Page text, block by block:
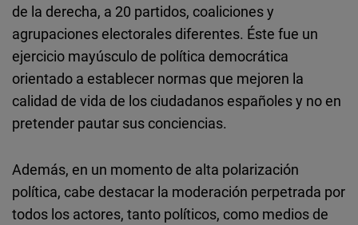
de la derecha, a 20 partidos, coaliciones y
agrupaciones electorales diferentes. Éste fue un
ejercicio mayúsculo de política democrática
orientado a establecer normas que mejoren la
calidad de vida de los ciudadanos españoles y no en
pretender pautar sus conciencias.
Además, en un momento de alta polarización
política, cabe destacar la moderación perpetrada por
todos los actores, tanto políticos, como medios de